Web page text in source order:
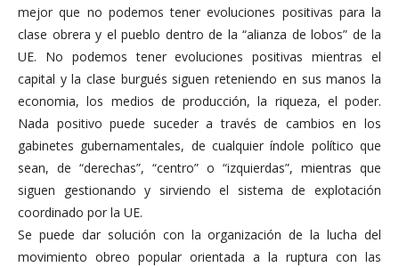
mejor que no podemos tener evoluciones positivas para la
clase obrera y el pueblo dentro de la “alianza de lobos” de la
UE. No podemos tener evoluciones positivas mientras el
capital y la clase burgués siguen reteniendo en sus manos la
economia, los medios de producción, la riqueza, el poder.
Nada positivo puede suceder a través de cambios en los
gabinetes gubernamentales, de cualquier índole político que
sean, de “derechas”, “centro” o “izquierdas”, mientras que
siguen gestionando y sirviendo el sistema de explotación
coordinado por la UE.
Se puede dar solución con la organización de la lucha del
movimiento obreo popular orientada a la ruptura con las